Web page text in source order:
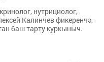
нутрициолог,
Калинчев фикеренчә,
баш тарту куркыныч.